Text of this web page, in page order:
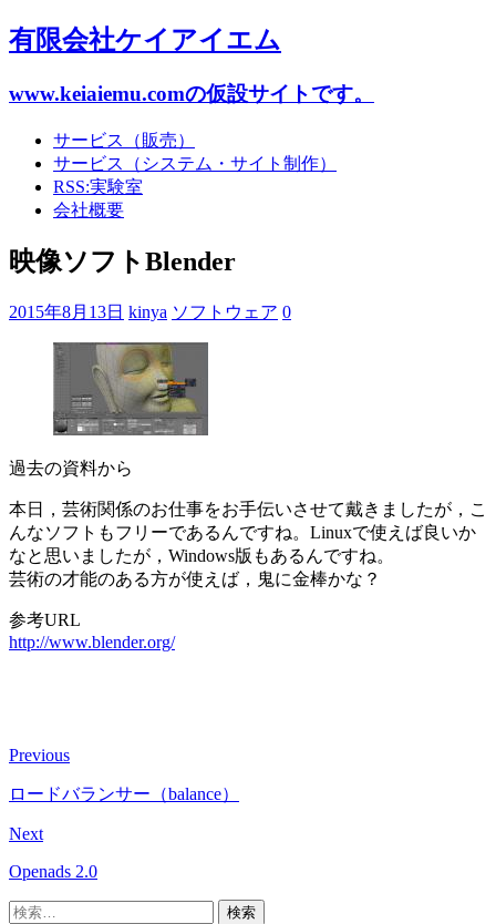
有限会社ケイアイエム
www.keiaiemu.comの仮設サイトです。
サービス（販売）
サービス（システム・サイト制作）
RSS:実験室
会社概要
映像ソフトBlender
2015年8月13日 kinya ソフトウェア 0
過去の資料から
本日，芸術関係のお仕事をお手伝いさせて戴きましたが，こ
んなソフトもフリーであるんですね。Linuxで使えば良いか
なと思いましたが，Windows版もあるんですね。
芸術の才能のある方が使えば，鬼に金棒かな？
参考URL
http://www.blender.org/
Previous
ロードバランサー（balance）
Next
Openads 2.0
検